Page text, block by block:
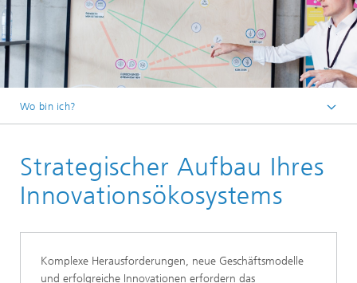
Wo bin ich?
Leistungsspektrum
Innovationsökosysteme: Netzwerke strategisch
entwickeln und wirksam nutzen
Strategischer Aufbau Ihres
Innovationsökosystems
Komplexe Herausforderungen, neue Geschäftsmodelle
und erfolgreiche Innovationen erfordern das